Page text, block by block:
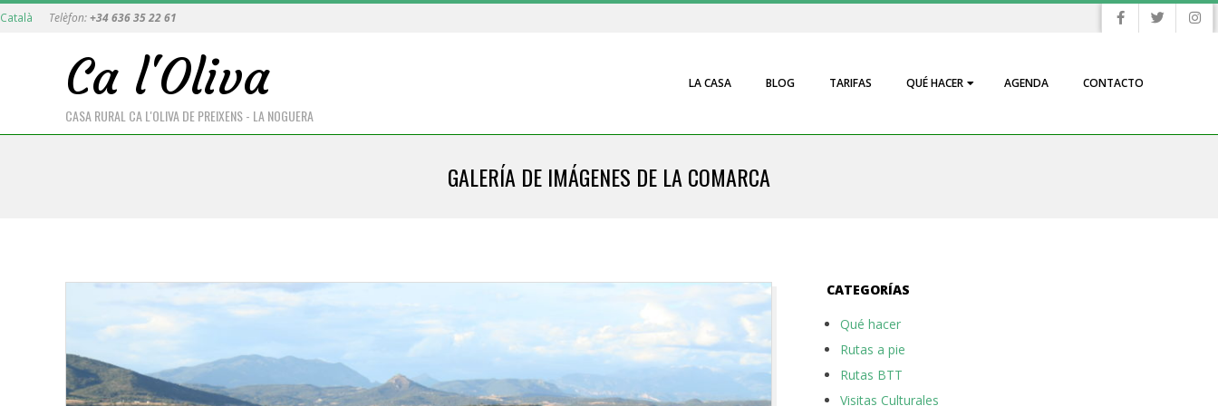
Skip
Català Telèfon:+34 636 35 22 61
Ca l'Oliva
CASA RURAL CA L'OLIVA DE PREIXENS - LA NOGUERA
LA CASA BLOG TARIFAS QUÉ HACER AGENDA CONTACTO
GALERÍA DE IMÁGENES DE LA COMARCA
CATEGORÍAS
Qué hacer
Rutas a pie
Rutas BTT
Visitas Culturales